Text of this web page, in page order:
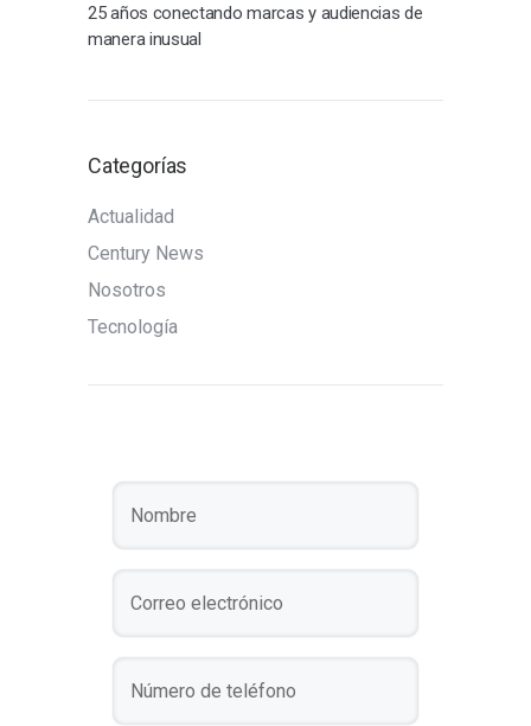
25 años conectando marcas y audiencias de
manera inusual
Categorías
Actualidad
Century News
Nosotros
Tecnología